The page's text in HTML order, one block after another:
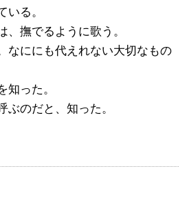
いる。
、撫でるように歌う。
なににも代えれない大切なもの
知った。
ぶのだと、知った。